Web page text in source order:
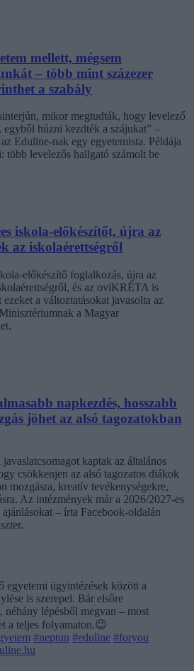
mellett, mégsem
– több mint százezer
a szabály
mikor megtudták, hogy levelező
húzni kezdték a szájukat” –
Eduline-nak egy egyetemista. Példája
több levelezős hallgató számolt be
iskola-előkészítőt, újra az
az iskolaérettségről
előkészítő foglalkozás, újra az
és az oviKRÉTA is
a változtatásokat javasolta az
a Magyar
napkezdés, hosszabb
jöhet az alsó tagozatokban
kaptak az általános
csökkenjen az alsó tagozatos diákok
mozgásra, kreatív tevékenységekre,
Az intézmények már a 2026/2027-es
– írta Facebook-oldalán
egyetemi ügyintézések között a
is szerepel. Bár elsőre
lépésből megvan – most
a teljes folyamaton.😉
#neptun #eduline #foryou